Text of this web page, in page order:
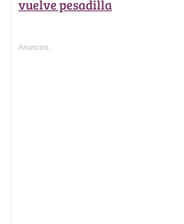
vuelve pesadilla
Anuncios.